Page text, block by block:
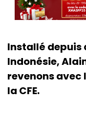
Installé depuis
Indonésie,
revenons avec
la CFE.